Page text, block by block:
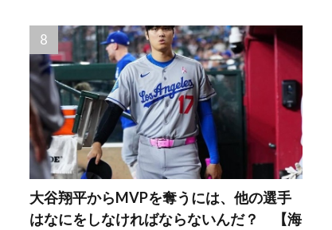
大谷翔平からMVPを奪うには、他の選手
はなにをしなければならないんだ？ 【海